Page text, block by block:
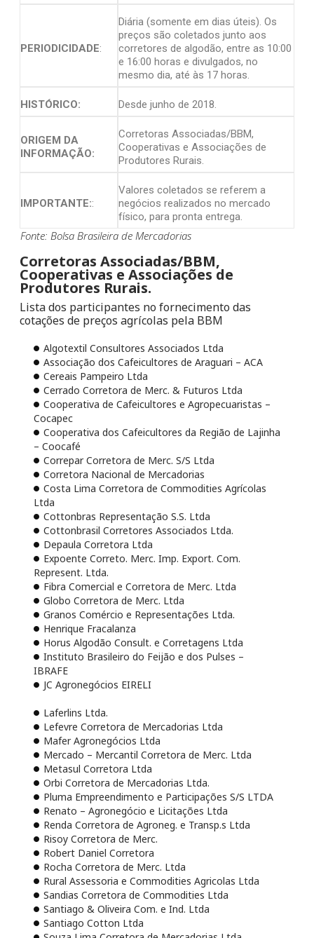
PERIODICIDADE:
Diária (somente em dias úteis). Os
preços são coletados junto aos
corretores de algodão, entre as 10:00
e 16:00 horas e divulgados, no
mesmo dia, até às 17 horas.
HISTÓRICO: Desde junho de 2018.
ORIGEM DA
INFORMAÇÃO:
Corretoras Associadas/BBM,
Cooperativas e Associações de
Produtores Rurais.
IMPORTANTE::
Valores coletados se referem a
negócios realizados no mercado
físico, para pronta entrega.
Fonte: Bolsa Brasileira de Mercadorias
Corretoras Associadas/BBM,
Cooperativas e Associações de
Produtores Rurais.
Lista dos participantes no fornecimento das
cotações de preços agrícolas pela BBM
Algotextil Consultores Associados Ltda
Associação dos Cafeicultores de Araguari – ACA
Cereais Pampeiro Ltda
Cerrado Corretora de Merc. & Futuros Ltda
Cooperativa de Cafeicultores e Agropecuaristas –
Cocapec
Cooperativa dos Cafeicultores da Região de Lajinha
– Coocafé
Correpar Corretora de Merc. S/S Ltda
Corretora Nacional de Mercadorias
Costa Lima Corretora de Commodities Agrícolas
Ltda
Cottonbras Representação S.S. Ltda
Cottonbrasil Corretores Associados Ltda.
Depaula Corretora Ltda
Expoente Correto. Merc. Imp. Export. Com.
Represent. Ltda.
Fibra Comercial e Corretora de Merc. Ltda
Globo Corretora de Merc. Ltda
Granos Comércio e Representações Ltda.
Henrique Fracalanza
Horus Algodão Consult. e Corretagens Ltda
Instituto Brasileiro do Feijão e dos Pulses –
IBRAFE
JC Agronegócios EIRELI
Laferlins Ltda.
Lefevre Corretora de Mercadorias Ltda
Mafer Agronegócios Ltda
Mercado – Mercantil Corretora de Merc. Ltda
Metasul Corretora Ltda
Orbi Corretora de Mercadorias Ltda.
Pluma Empreendimento e Participações S/S LTDA
Renato – Agronegócio e Licitações Ltda
Renda Corretora de Agroneg. e Transp.s Ltda
Risoy Corretora de Merc.
Robert Daniel Corretora
Rocha Corretora de Merc. Ltda
Rural Assessoria e Commodities Agricolas Ltda
Sandias Corretora de Commodities Ltda
Santiago & Oliveira Com. e Ind. Ltda
Santiago Cotton Ltda